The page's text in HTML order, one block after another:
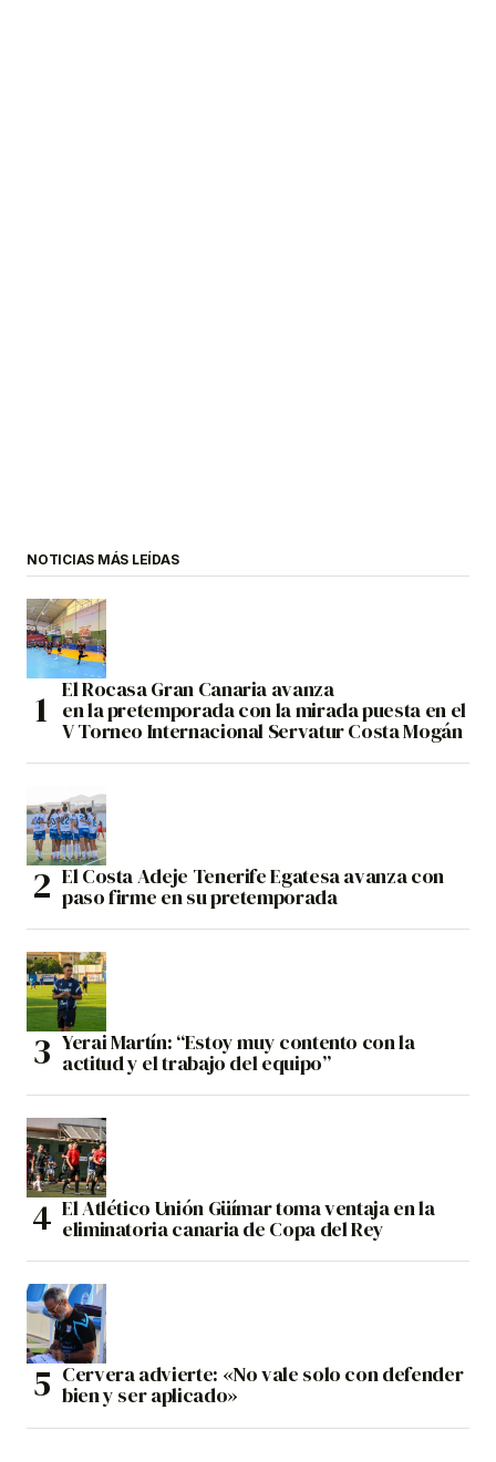
NOTICIAS MÁS LEÍDAS
El Rocasa Gran Canaria avanza
en la pretemporada con la mirada puesta en el
V Torneo Internacional Servatur Costa Mogán
El Costa Adeje Tenerife Egatesa avanza con
paso firme en su pretemporada
Yerai Martín: “Estoy muy contento con la
actitud y el trabajo del equipo”
El Atlético Unión Güímar toma ventaja en la
eliminatoria canaria de Copa del Rey
Cervera advierte: «No vale solo con defender
bien y ser aplicado»